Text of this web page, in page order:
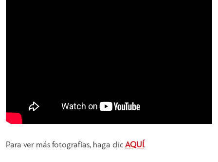
Para ver más fotografías, haga clic AQUÍ .